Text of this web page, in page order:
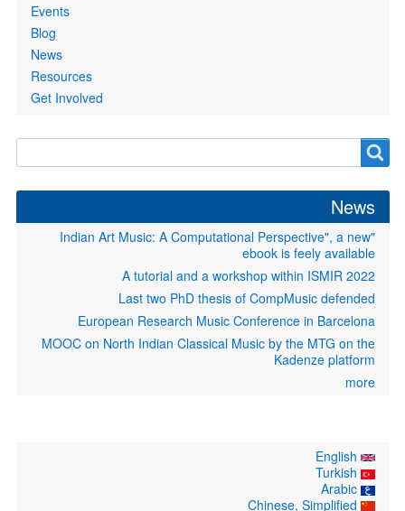
Events
Blog
News
Resources
Get Involved
Search
form
Search
News
"Indian Art Music: A Computational Perspective", a new
ebook is feely available
A tutorial and a workshop within ISMIR 2022
Last two PhD thesis of CompMusic defended
European Research Music Conference in Barcelona
MOOC on North Indian Classical Music by the MTG on the
Kadenze platform
more
Arabic